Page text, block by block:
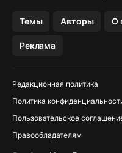
Темы Авторы О
Реклама
Редакционная политика
Политика
Пользовательское
Правообладателям